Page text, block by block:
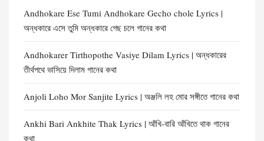
Andhokare Ese Tumi Andhokare Gecho chole Lyrics |
অন্ধকারে এসে তুমি অন্ধকারে গেছ চলে গানের কথা
Andhokarer Tirthopothe Vasiye Dilam Lyrics | অন্ধকারের
তীর্থপথে ভাসিয়ে দিলাম গানের কথা
Anjoli Loho Mor Sanjite Lyrics | অঞ্জলি লহ মোর সঙ্গীতে গানের কথা
Ankhi Bari Ankhite Thak Lyrics | আঁখি-বারি আঁখিতে থাক গানের
কথা